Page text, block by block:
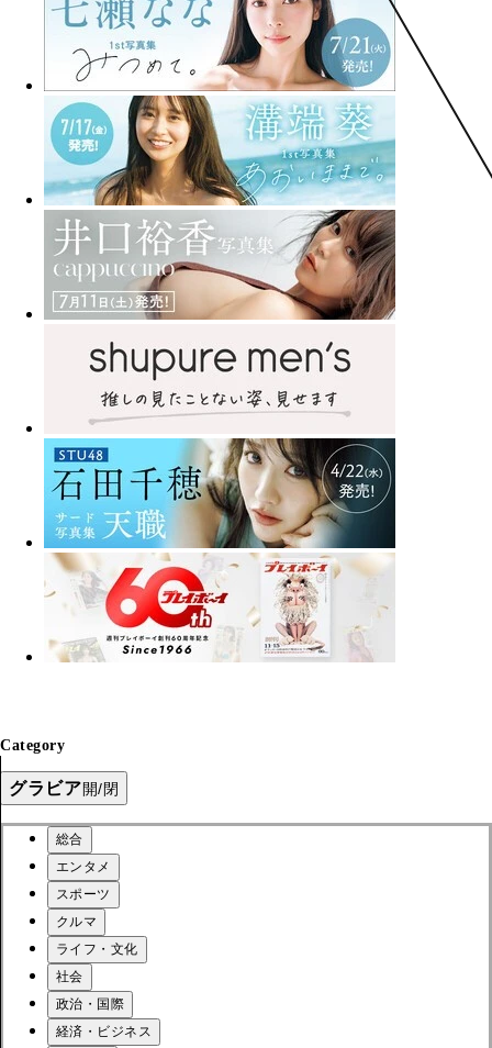
Category
グラビア開/閉
総合
エンタメ
スポーツ
クルマ
ライフ・文化
社会
政治・国際
経済・ビジネス